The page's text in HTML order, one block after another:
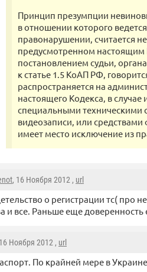
Принцип презумпции
в отношении которого
правонарушении, считается
предусмотренном настоящим
постановлением судьи,
к статье 1.5 КоАП РФ,
распространяется на
настоящего Кодекса, в
специальными
видеозаписи, или средствами
имеет место исключение из
, 16 Ноября 2012 , url
о регистрации тс( про
и все. Раньше еще доверенность
Ноября 2012 , url
По крайней мере в